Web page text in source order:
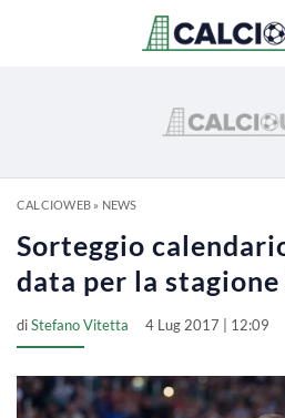
CALCIOWEB» NEWS
Sorteggio
data per la
diStefano Vitetta 4 Lug 2017 | 12:09